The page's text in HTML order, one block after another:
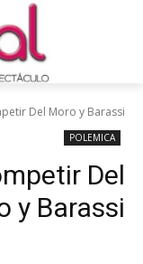
Del Moro y Barassi
POLEMICA
Del
y Barassi